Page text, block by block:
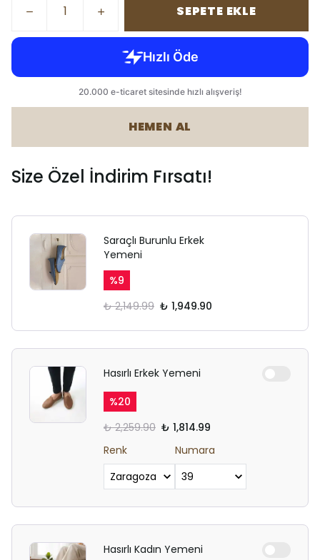
SEPETE EKLE
HEMEN AL
Size Özel İndirim Fırsatı!
Saraçlı Burunlu Erkek
Yemeni
%9
₺ 2,149.99 ₺ 1,949.90
Hasırlı Erkek Yemeni
%20
₺ 2,259.90 ₺ 1,814.99
Renk
Numara
Hasırlı Kadın Yemeni